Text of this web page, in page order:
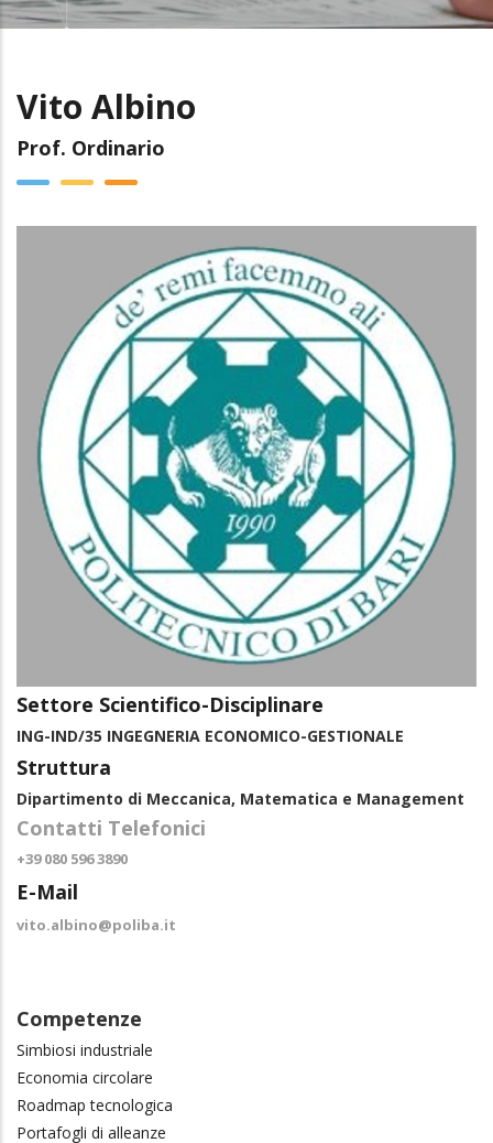
Vito Albino
Prof. Ordinario
Settore Scientifico-Disciplinare
ING-IND/35 INGEGNERIA ECONOMICO-GESTIONALE
Struttura
Dipartimento di Meccanica, Matematica e Management
Contatti Telefonici
+39 080 596 3890
E-Mail
vito.albino@poliba.it
Competenze
Simbiosi industriale
Economia circolare
Roadmap tecnologica
Portafogli di alleanze